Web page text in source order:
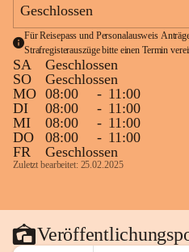
Geschlossen
Für Reisepass und Personalausweis
Strafregisterauszüge bitte einen Termin
SA
Geschlossen
SO
Geschlossen
MO 08:00 - 11:00
DI
08:00 - 11:00
MI
08:00 - 11:00
DO
08:00 - 11:00
FR
Geschlossen
Zuletzt bearbeitet: 25.02.2025